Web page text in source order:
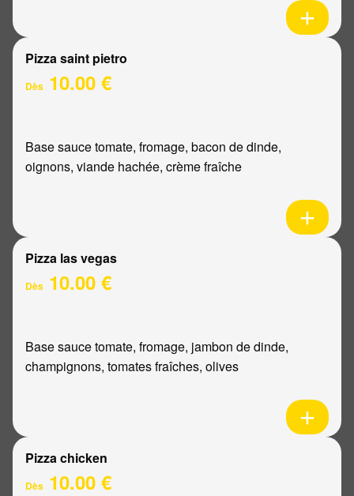
Pizza saint pietro
Dès 10.00 €
Base sauce tomate, fromage, bacon de dinde,
oignons, viande hachée, crème fraîche
Pizza las vegas
Dès 10.00 €
Base sauce tomate, fromage, jambon de dinde,
champignons, tomates fraîches, olives
Pizza chicken
Dès 10.00 €